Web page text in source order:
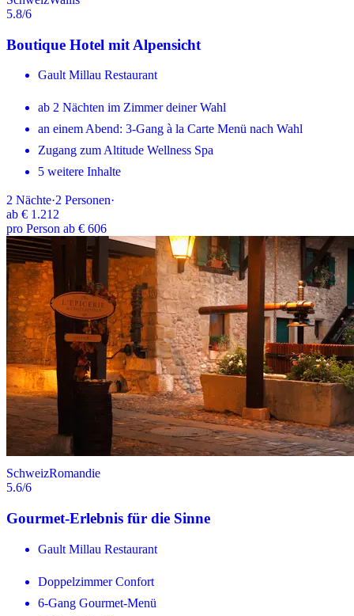
5.8/6
Boutique Hotel mit Alpensicht
Gault Millau Restaurant
ab 2 Nächten im Zimmer deiner Wahl
an einem Abend: 3-Gang à la Carte Menü nach Wahl
Zugang zum Altitude Wellness Spa
5 weitere Inhalte
2 Nächte·2 Personen·
ab € 1.212
pro Person ab € 606
SchweizRomandie
5.6/6
Gourmet-Erlebnis für die Sinne
Gault Millau Restaurant
Doppelzimmer Confort
6-Gang Gourmet-Menü